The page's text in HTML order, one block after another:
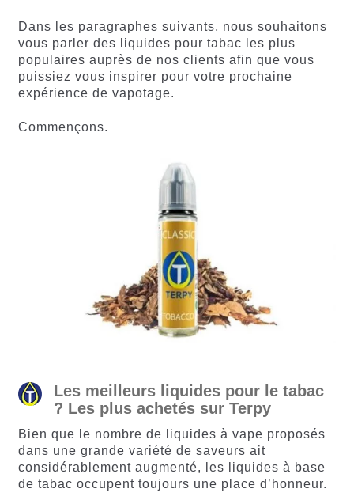
Dans les paragraphes suivants, nous souhaitons
vous parler des liquides pour tabac les plus
populaires auprès de nos clients afin que vous
puissiez vous inspirer pour votre prochaine
expérience de vapotage.
Commençons.
Les meilleurs liquides pour le tabac
? Les plus achetés sur Terpy
Bien que le nombre de liquides à vape proposés
dans une grande variété de saveurs ait
considérablement augmenté, les liquides à base
de tabac occupent toujours une place d’honneur.